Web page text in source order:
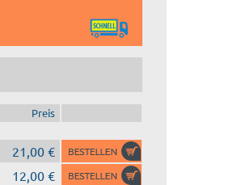
Preis
21,00 €
12,00 €